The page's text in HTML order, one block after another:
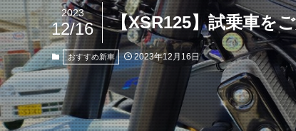
【XSR125】試乗車を
2023
12/16
おすすめ新車 2023年12月16日